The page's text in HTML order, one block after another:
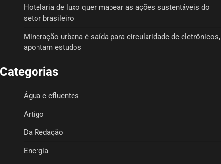
Hotelaria de luxo quer mapear as ações sustentáveis do
setor brasileiro
Mineração urbana é saída para circularidade de eletrônicos,
apontam estudos
Categorias
Água e efluentes
Artigo
Da Redação
Energia